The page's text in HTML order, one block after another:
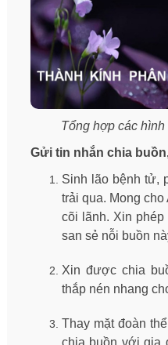
Tổng hợp các
Gửi tin nhắn chia
Sinh lão bệnh tử,
trải qua. Mong
cõi lãnh. Xin
san sẻ nỗi buồn
Xin được chia
thắp nén nhang
Thay mặt đoàn
chia buồn với gia